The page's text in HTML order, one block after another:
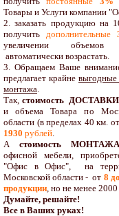
Товары и Услуги компании
2. заказать продукцию на
получить дополнительные
увеличении
автоматически возрастать.
3. Обращаем Ваше
предлагает крайне выгодные
монтажа.
Так, стоимость
и объема Товара по
области (в пределах 40 км.
1930 рублей.
А стоимость МОНТАЖА
офисной мебели,
"Офис в Офис", на
Московской области - от 8
продукции, но не менее
Думайте, решайте!
Все в Ваших руках!